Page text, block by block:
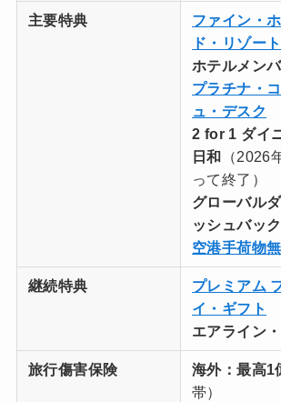
主要特典
ファイン・
ド・リゾート
ホテルメン
プラチナ・
ュ・デスク
2 for 1 ダイ
日和
（2026
って終了）
グローバル
ッシュバック
空港手荷物
継続特典
プレミアム
イ・ギフト
エアライン
旅行傷害保険 海外：最高1
帯）